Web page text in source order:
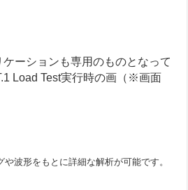
ーションも専用のものとなって
Load Test実行時の画（※画面
波形をもとに詳細な解析が可能です。